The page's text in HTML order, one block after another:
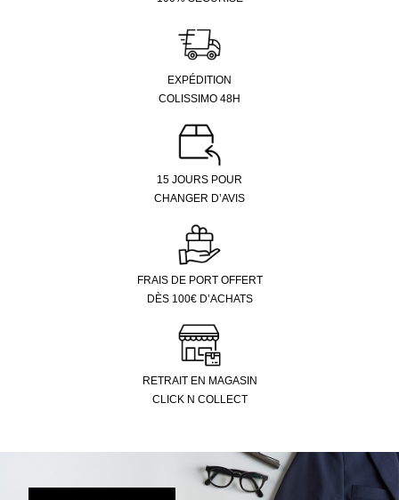
EXPÉDITION
COLISSIMO 48H
15 JOURS POUR
CHANGER D’AVIS
FRAIS DE PORT OFFERT
DÈS 100€ D’ACHATS
RETRAIT EN MAGASIN
CLICK N COLLECT